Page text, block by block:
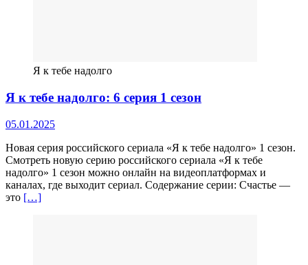
Я к тебе надолго
Я к тебе надолго: 6 серия 1 сезон
05.01.2025
Новая серия российского сериала «Я к тебе надолго» 1 сезон.
Смотреть новую серию российского сериала «Я к тебе
надолго» 1 сезон можно онлайн на видеоплатформах и
каналах, где выходит сериал. Содержание серии: Счастье —
это […]